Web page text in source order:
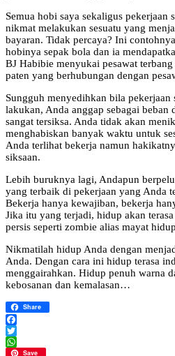
Semua hobi saya sekaligus pekerjaan
nikmat melakukan sesuatu yang
bayaran. Tidak percaya? Ini
hobinya sepak bola dan ia
BJ Habibie menyukai pesawat
paten yang berhubungan dengan
Sungguh menyedihkan bila pekerjaan
lakukan, Anda anggap sebagai
sangat tersiksa. Anda tidak akan
menghabiskan banyak waktu untuk
Anda terlihat bekerja namun
siksaan.
Lebih buruknya lagi, Andapun
yang terbaik di pekerjaan yang Anda
Bekerja hanya kewajiban, bekerja
Jika itu yang terjadi, hidup akan
persis seperti zombie alias mayat
Nikmatilah hidup Anda dengan
Anda. Dengan cara ini hidup terasa
menggairahkan. Hidup penuh warna
kebosanan dan kemalasan…
Share
Facebook
Twitter
WhatsApp
Save